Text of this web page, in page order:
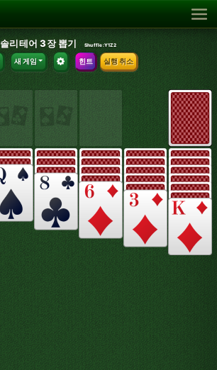
솔리테어 3장 뽑기 Shuffle:Y1Z2
새 게임 힌트 실행 취소